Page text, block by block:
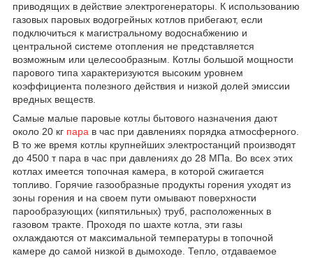
приводящих в действие электрогенераторы. К использованию
газовых паровых водогрейных котлов прибегают, если
подключиться к магистральному водоснабжению и
центральной системе отопления не представляется
возможным или целесообразным. Котлы большой мощности
парового типа характеризуются высоким уровнем
коэффициента полезного действия и низкой долей эмиссии
вредных веществ.
Самые малые паровые котлы бытового назначения дают
около 20 кг пара в час при давлениях порядка атмосферного.
В то же время котлы крупнейших электростанций производят
до 4500 т пара в час при давлениях до 28 МПа. Во всех этих
котлах имеется топочная камера, в которой сжигается
топливо. Горячие газообразные продукты горения уходят из
зоны горения и на своем пути омывают поверхности
парообразующих (кипятильных) труб, расположенных в
газовом тракте. Проходя по шахте котла, эти газы
охлаждаются от максимальной температуры в топочной
камере до самой низкой в дымоходе. Тепло, отдаваемое